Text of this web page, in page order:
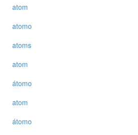
atom
atomo
atoms
atom
átomo
atom
átomo